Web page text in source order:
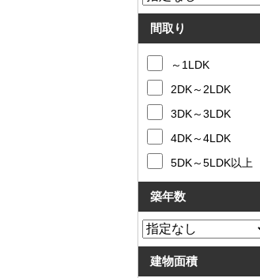
間取り
～1LDK
2DK～2LDK
3DK～3LDK
4DK～4LDK
5DK～5LDK以上
築年数
建物面積